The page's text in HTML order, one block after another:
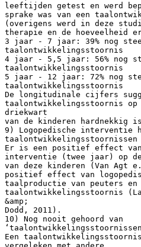
leeftijden getest en werd
sprake was van een
(overigens werd in deze
therapie en de hoeveelheid
3 jaar - 7 jaar: 39% nog
taalontwikkelingsstoornis
4 jaar - 5,5 jaar: 56% nog
taalontwikkelingsstoornis
5 jaar - 12 jaar: 72% nog
taalontwikkelingsstoornis
De longitudinale cijfers
taalontwikkelingsstoornis
driekwart
van de kinderen hardnekkig
9) Logopedische interventie
taalontwikkelingsstoornissen
Er is een positief effect van
interventie (twee jaar) op
van deze kinderen (Van Agt
positief effect van
taalproductie van peuters en
taalontwikkelingsstoornis
&amp;
Dodd, 2011).
10) Nog nooit gehoord van
Een